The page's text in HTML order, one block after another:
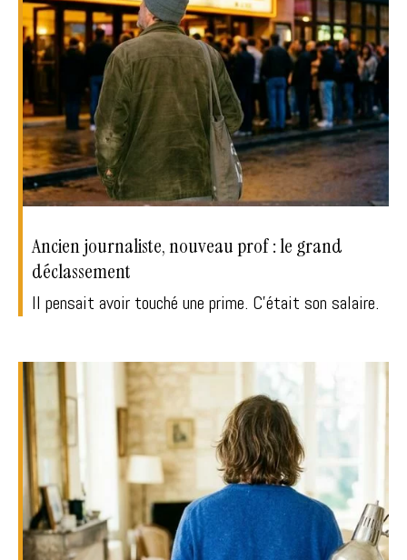
Ancien journaliste, nouveau prof : le grand
déclassement
Il pensait avoir touché une prime. C’était son salaire.